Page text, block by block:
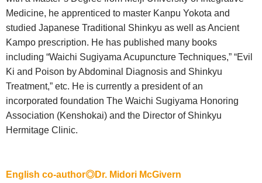
Medicine, he apprenticed to master Kanpu Yokota and
studied Japanese Traditional Shinkyu as well as Ancient
Kampo prescription. He has published many books
including “Waichi Sugiyama Acupuncture Techniques,” “Evil
Ki and Poison by Abdominal Diagnosis and Shinkyu
Treatment,” etc. He is currently a president of an
incorporated foundation The Waichi Sugiyama Honoring
Association (Kenshokai) and the Director of Shinkyu
Hermitage Clinic.
English co-author◎Dr. Midori McGivern